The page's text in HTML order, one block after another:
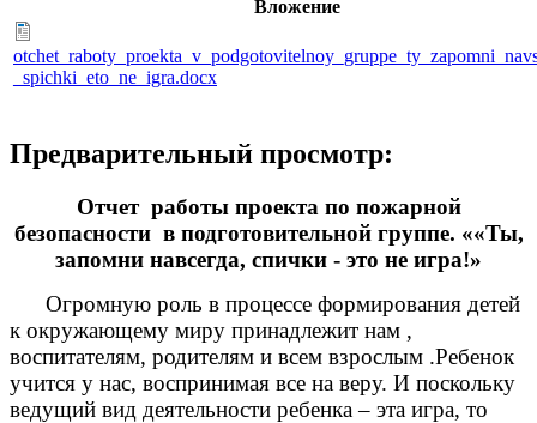
Вложение
_spichki_eto_ne_igra.docx
Предварительный просмотр:
Отчет работы проекта по пожарной
безопасности в подготовительной группе. ««Ты,
запомни навсегда, спички - это не игра!»
Огромную роль в процессе формирования детей
к окружающему миру принадлежит нам ,
воспитателям, родителям и всем взрослым .Ребенок
учится у нас, воспринимая все на веру. И поскольку
ведущий вид деятельности ребенка – эта игра, то